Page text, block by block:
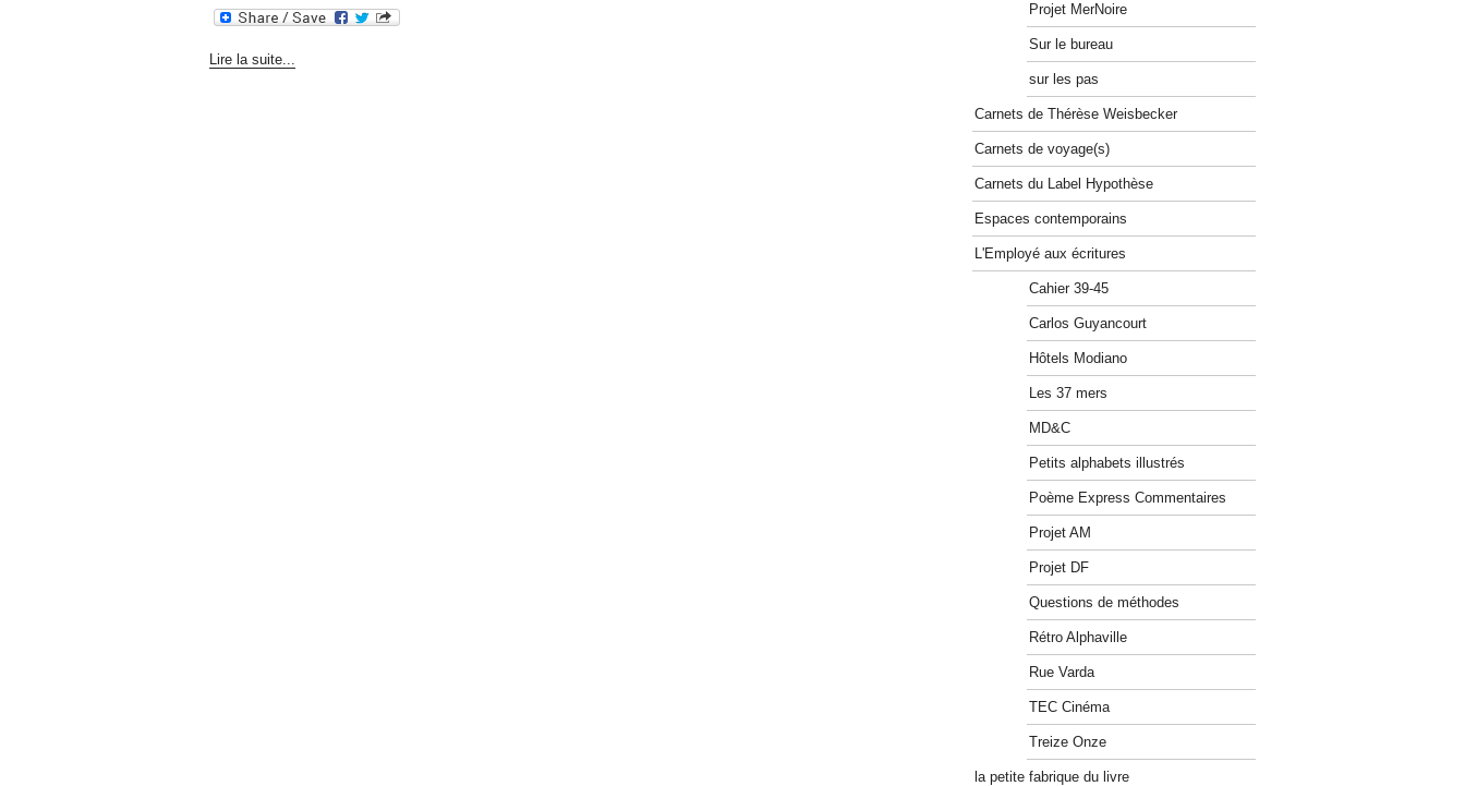
Lire la suite...
Projet MerNoire
Sur le bureau
sur les pas
Carnets de Thérèse Weisbecker
Carnets de voyage(s)
Carnets du Label Hypothèse
Espaces contemporains
L'Employé aux écritures
Cahier 39-45
Carlos Guyancourt
Hôtels Modiano
Les 37 mers
MD&C
Petits alphabets illustrés
Poème Express Commentaires
Projet AM
Projet DF
Questions de méthodes
Rétro Alphaville
Rue Varda
TEC Cinéma
Treize Onze
la petite fabrique du livre